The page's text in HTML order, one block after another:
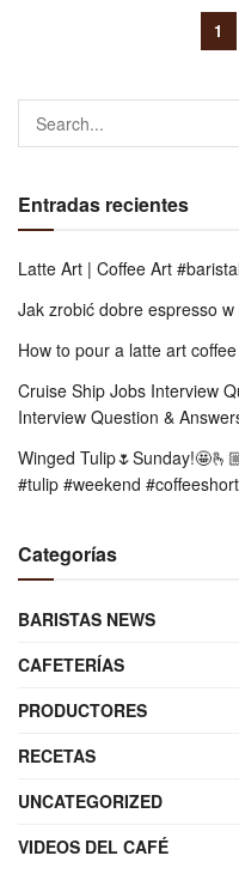
1
Entradas recientes
Latte Art | Coffee Art
Jak zrobić dobre espresso
How to pour a latte art coffee
Cruise Ship Jobs Interview
Interview Question &
Winged
#tulip #weekend
Categorías
BARISTAS NEWS
CAFETERÍAS
PRODUCTORES
RECETAS
UNCATEGORIZED
VIDEOS DEL CAFÉ